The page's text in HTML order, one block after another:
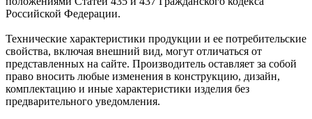
Российской Федерации.
Технические характеристики продукции и ее потребительские
свойства, включая внешний вид, могут отличаться от
представленных на сайте. Производитель оставляет за собой
право вносить любые изменения в конструкцию, дизайн,
комплектацию и иные характеристики изделия без
предварительного уведомления.